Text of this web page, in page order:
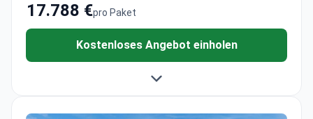
pro Paket
17.788 €
Kostenloses Angebot einholen